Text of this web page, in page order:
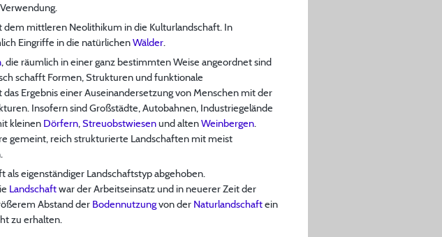
dem mittleren Neolithikum in die Kulturlandschaft. In
Eingriffe in die natürlichenWälder.
, die räumlich in einer ganz bestimmten Weise angeordnet sind
schafft Formen, Strukturen und funktionale
Ergebnis einer Auseinandersetzung von Menschen mit der
Insofern sind Großstädte, Autobahnen, Industriegelände
kleinen Dörfern, Streuobstwiesenund altenWeinbergen.
gemeint, reich strukturierte Landschaften mit meist
eigenständiger Landschaftstyp abgehoben.
Landschaftwar der Arbeitseinsatz und in neuerer Zeit der
Abstand der Bodennutzungvon der Naturlandschaftein
zu erhalten.